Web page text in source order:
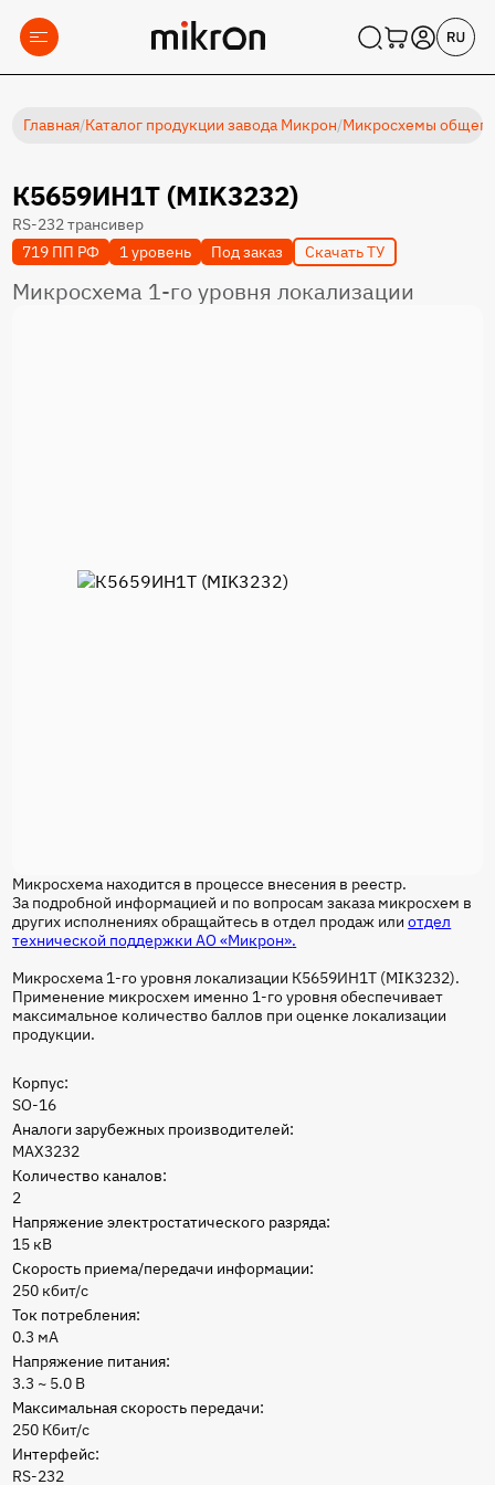
Главная/Каталог продукции завода Микрон/Микросхемы
К5659ИН1Т (MIK3232)
RS-232 трансивер
719 ПП РФ
1 уровень Под заказ Скачать ТУ
Микросхема 1-го уровня локализации
Микросхема находится в процессе внесения в реестр.
За подробной информацией и по вопросам заказа микросхем в
других исполнениях обращайтесь в отдел продаж илиотдел
технической поддержки АО «Микрон».
Микросхема 1-го уровня локализации К5659ИН1Т (MIK3232).
Применение микросхем именно 1-го уровня обеспечивает
максимальное количество баллов при оценке локализации
продукции.
Корпус:
SO-16
Аналоги зарубежных производителей:
MAX3232
Количество каналов:
2
Напряжение электростатического разряда:
15 кВ
Скорость приема/передачи информации:
250 кбит/с
Ток потребления:
0.3 мА
Напряжение питания:
3.3 ~ 5.0 В
Максимальная скорость передачи:
250 Кбит/с
Интерфейс:
RS-232